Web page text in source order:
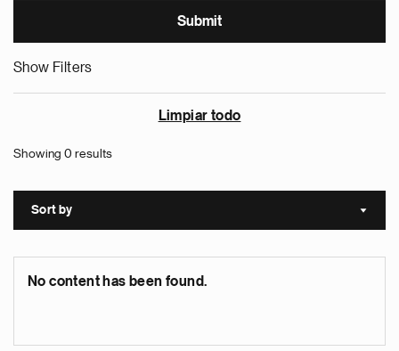
Show Filters
Limpiar todo
Showing 0 results
Sort by Sort
No content has been found.